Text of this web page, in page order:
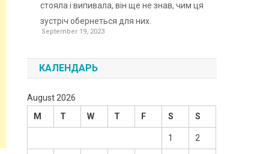
стояла і випивала, він ще не знав, чим ця
зустріч обернеться для них.
September 19, 2023
КАЛЕНДАРЬ
August 2026
M
T W T F S S
1 2